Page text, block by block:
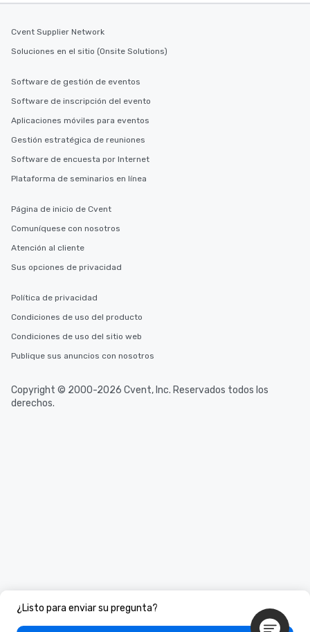
¿Listo para enviar su pregunta?
Cvent Supplier Network
Soluciones en el sitio (Onsite Solutions)
Software de gestión de eventos
Software de inscripción del evento
Aplicaciones móviles para eventos
Gestión estratégica de reuniones
Software de encuesta por Internet
Plataforma de seminarios en línea
Página de inicio de Cvent
Comuníquese con nosotros
Atención al cliente
Sus opciones de privacidad
Política de privacidad
Condiciones de uso del producto
Condiciones de uso del sitio web
Publique sus anuncios con nosotros
Copyright © 2000-2026 Cvent, Inc. Reservados todos los
derechos.